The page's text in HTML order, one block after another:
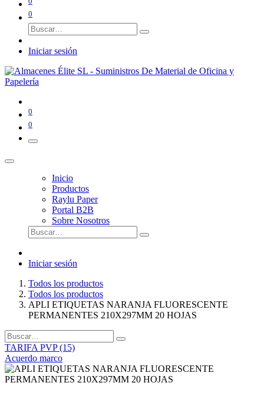
0
Iniciar sesión
0
0
Inicio
Productos
Raylu Paper
Portal B2B
Sobre Nosotros
Iniciar sesión
Todos los productos
Todos los productos
APLI ETIQUETAS NARANJA FLUORESCENTE
PERMANENTES 210X297MM 20 HOJAS
TARIFA PVP (15)
Acuerdo marco